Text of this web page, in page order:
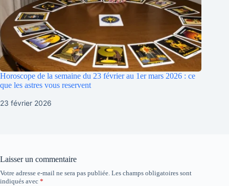
Horoscope de la semaine du 23 février au 1er mars 2026 : ce
que les astres vous reservent
23 février 2026
Laisser un commentaire
Votre adresse e-mail ne sera pas publiée. Les champs obligatoires sont
indiqués avec *